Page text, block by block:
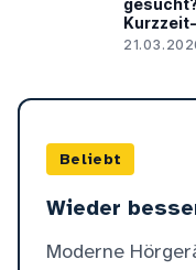
Beliebt
Wieder
Moderne